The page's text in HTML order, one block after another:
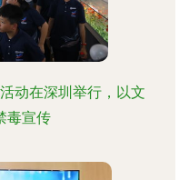
动在深圳举行，以文
毒宣传